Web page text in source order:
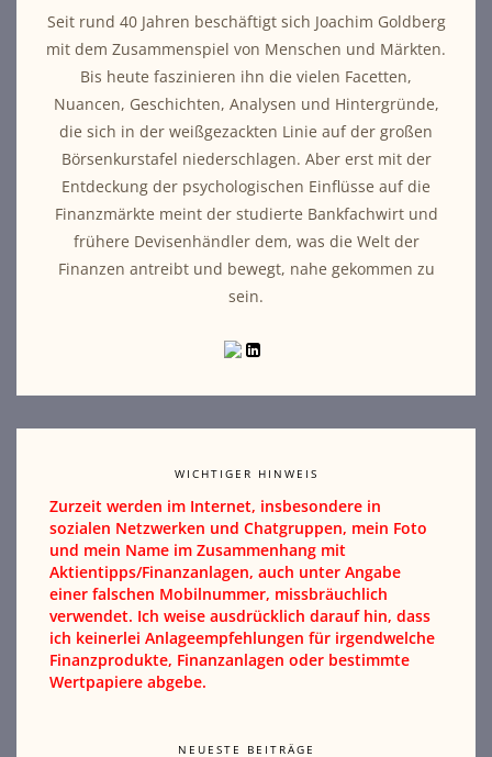
Seit rund 40 Jahren beschäftigt sich Joachim Goldberg
mit dem Zusammenspiel von Menschen und Märkten.
Bis heute faszinieren ihn die vielen Facetten,
Nuancen, Geschichten, Analysen und Hintergründe,
die sich in der weißgezackten Linie auf der großen
Börsenkurstafel niederschlagen. Aber erst mit der
Entdeckung der psychologischen Einflüsse auf die
Finanzmärkte meint der studierte Bankfachwirt und
frühere Devisenhändler dem, was die Welt der
Finanzen antreibt und bewegt, nahe gekommen zu
sein.
WICHTIGER HINWEIS
Zurzeit werden im Internet, insbesondere in
sozialen Netzwerken und Chatgruppen, mein Foto
und mein Name im Zusammenhang mit
Aktientipps/Finanzanlagen, auch unter Angabe
einer falschen Mobilnummer, missbräuchlich
verwendet. Ich weise ausdrücklich darauf hin, dass
ich keinerlei Anlageempfehlungen für irgendwelche
Finanzprodukte, Finanzanlagen oder bestimmte
Wertpapiere abgebe.
NEUESTE BEITRÄGE